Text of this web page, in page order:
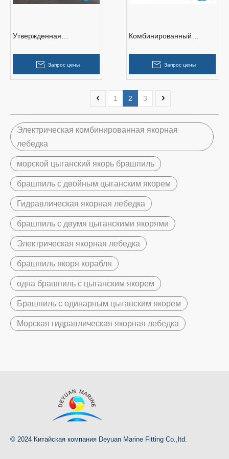
Утвержденная
однобарабанная
брашпиль с одним
цыганским якорем и
Запрос цены
Комбинированный
Marine Electric с
швартовной лебедкой
Запрос цены
1 2 3
Электрическая комбинированная якорная
лебедка
морской цыганский якорь брашпиль
брашпиль с двойным цыганским якорем
Гидравлическая якорная лебедка
брашпиль с двумя цыганскими якорями
Электрическая якорная лебедка
брашпиль якоря корабля
одна брашпиль с цыганским якорем
Брашпиль с одинарным цыганским якорем
Морская гидравлическая якорная лебедка
© 2024 Китайская компания Deyuan Marine Fitting Co.,ltd.